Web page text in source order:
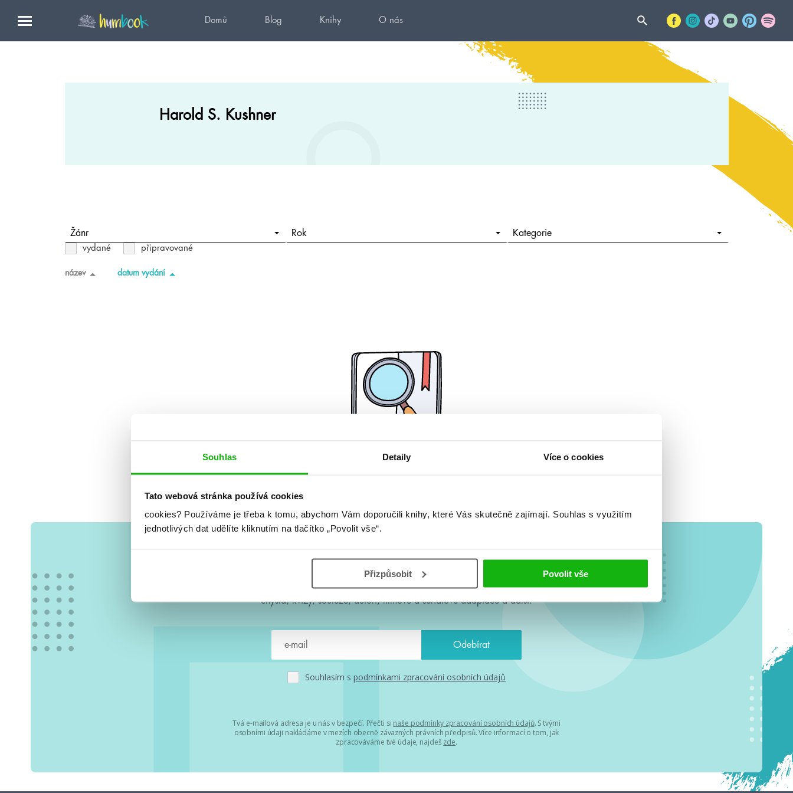
Souhlas Detaily Více o cookies
Tato webová stránka používá cookies
cookies? Používáme je třeba k tomu, abychom Vám doporučili knihy, které Vás skutečně zajímají. Souhlas s využitím
jednotlivých dat udělíte kliknutím na tlačítko „Povolit vše“.
Přizpůsobit Povolit vše
Domů Blog Knihy O nás
Harold S. Kushner
Žánr Rok Kategorie
vydané připravované
název datum vydání
#HumbookNews
Vše kolem #youngadult každý měsíc rovnou do mailu! Nové knihy, co se
chystá, kvízy, soutěže, autoři, filmové a seriálové adaptace a další.
Souhlasím s podmínkami zpracování osobních údajů
Tvá e-mailová adresa je u nás v bezpečí. Přečti si naše podmínky zpracování osobních údajů. S tvými
osobními údaji nakládáme v mezích obecně závazných právních předpisů. Více informací o tom, jak
zpracováváme tvé údaje, najdeš zde.